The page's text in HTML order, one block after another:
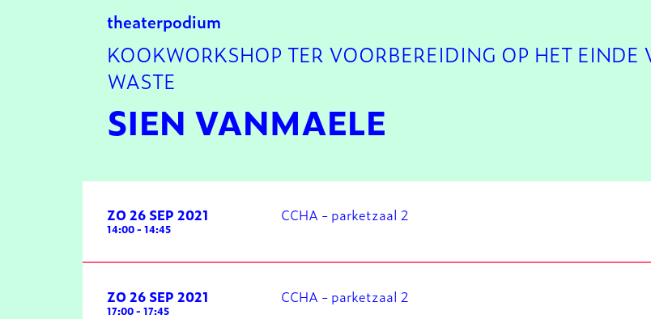
theaterpodium
KOOKWORKSHOP TER VOORBEREIDING OP HET
WASTE
SIEN VANMAELE
ZO 26 SEP 2021
14:00- 14:45
CCHA - parketzaal 2
ZO 26 SEP 2021
17:00- 17:45
CCHA - parketzaal 2